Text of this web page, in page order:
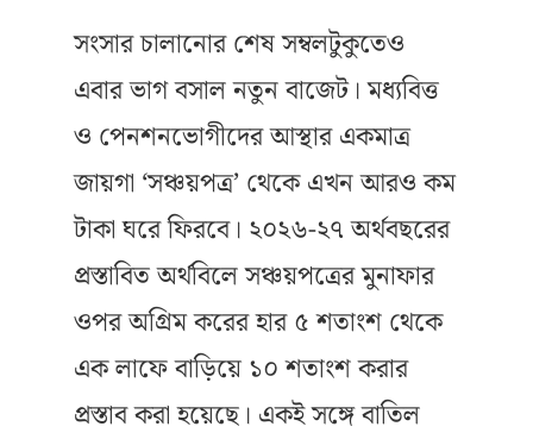
সংসার চালানোর শেষ সম্বলটুকুতেও
এবার ভাগ বসাল নতুন বাজেট। মধ্যবিত্ত
ও পেনশনভোগীদের আস্থার একমাত্র
জায়গা ‘সঞ্চয়পত্র’ থেকে এখন আরও কম
টাকা ঘরে ফিরবে। ২০২৬-২৭ অর্থবছরের
প্রস্তাবিত অর্থবিলে সঞ্চয়পত্রের মুনাফার
ওপর অগ্রিম করের হার ৫ শতাংশ থেকে
এক লাফে বাড়িয়ে ১০ শতাংশ করার
প্রস্তাব করা হয়েছে। একই সঙ্গে বাতিল